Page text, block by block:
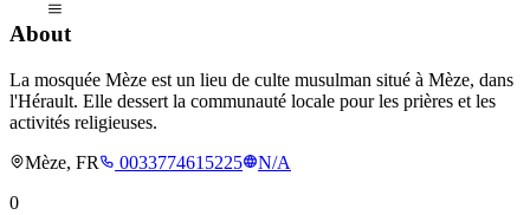
About
La mosquée Mèze est un lieu de culte musulman situé à Mèze, dans
l'Hérault. Elle dessert la communauté locale pour les prières et les
activités religieuses.
Mèze, FR
0033774615225
N/A
0